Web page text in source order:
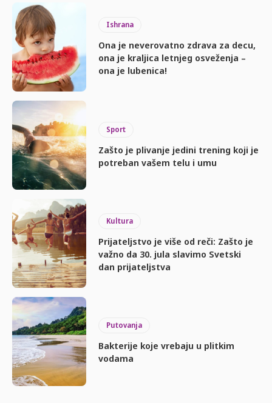
Ishrana
Ona je neverovatno zdrava za decu,
ona je kraljica letnjeg osveženja –
ona je lubenica!
Sport
Zašto je plivanje jedini trening koji je
potreban vašem telu i umu
Kultura
Prijateljstvo je više od reči: Zašto je
važno da 30. jula slavimo Svetski
dan prijateljstva
Putovanja
Bakterije koje vrebaju u plitkim
vodama